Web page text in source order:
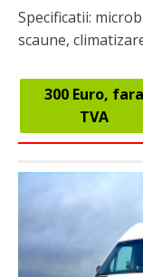
Specificatii:
scaune,
300 Euro, fara
TVA